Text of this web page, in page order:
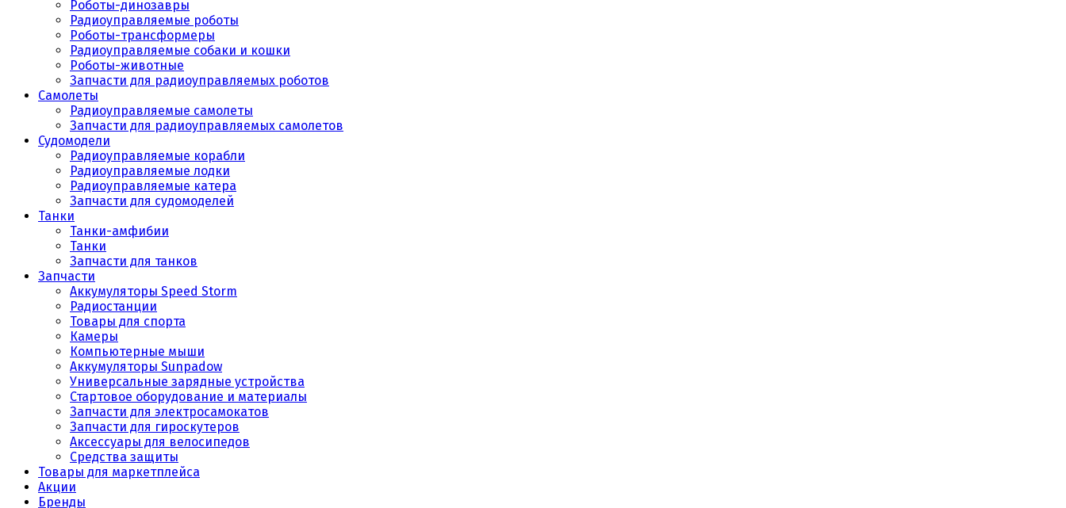
Роботы-динозавры
Радиоуправляемые роботы
Роботы-трансформеры
Радиоуправляемые собаки и кошки
Роботы-животные
Запчасти для радиоуправляемых роботов
Самолеты
Радиоуправляемые самолеты
Запчасти для радиоуправляемых самолетов
Судомодели
Радиоуправляемые корабли
Радиоуправляемые лодки
Радиоуправляемые катера
Запчасти для судомоделей
Танки
Танки-амфибии
Танки
Запчасти для танков
Запчасти
Аккумуляторы Speed Storm
Радиостанции
Товары для спорта
Камеры
Компьютерные мыши
Аккумуляторы Sunpadow
Универсальные зарядные устройства
Стартовое оборудование и материалы
Запчасти для электросамокатов
Запчасти для гироскутеров
Аксессуары для велосипедов
Средства защиты
Товары для маркетплейса
Акции
Бренды